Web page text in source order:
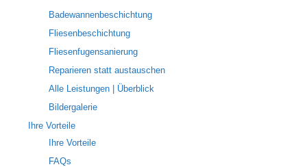
Badewannenbeschichtung
Fliesenbeschichtung
Fliesenfugensanierung
Reparieren statt austauschen
Alle Leistungen | Überblick
Bildergalerie
Ihre Vorteile
Ihre Vorteile
FAQs